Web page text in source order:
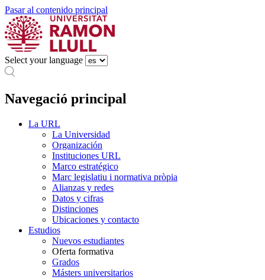
Pasar al contenido principal
Select your language
Navegació principal
La URL
La Universidad
Organización
Instituciones URL
Marco estratégico
Marc legislatiu i normativa pròpia
Alianzas y redes
Datos y cifras
Distinciones
Ubicaciones y contacto
Estudios
Nuevos estudiantes
Oferta formativa
Grados
Másters universitarios